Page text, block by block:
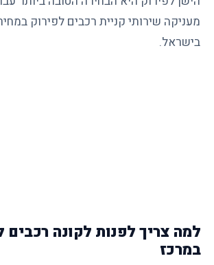
מעניקה שירותי קניית רכבים לפירוק
בישראל.
למה צריך לפנות לקונה רכבים
במרכז